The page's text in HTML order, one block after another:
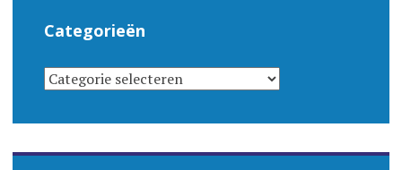
Categorieën
CATEGORIEËN